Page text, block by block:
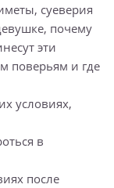
суеверия
почему
эти
поверьям и где
условиях,
в
после